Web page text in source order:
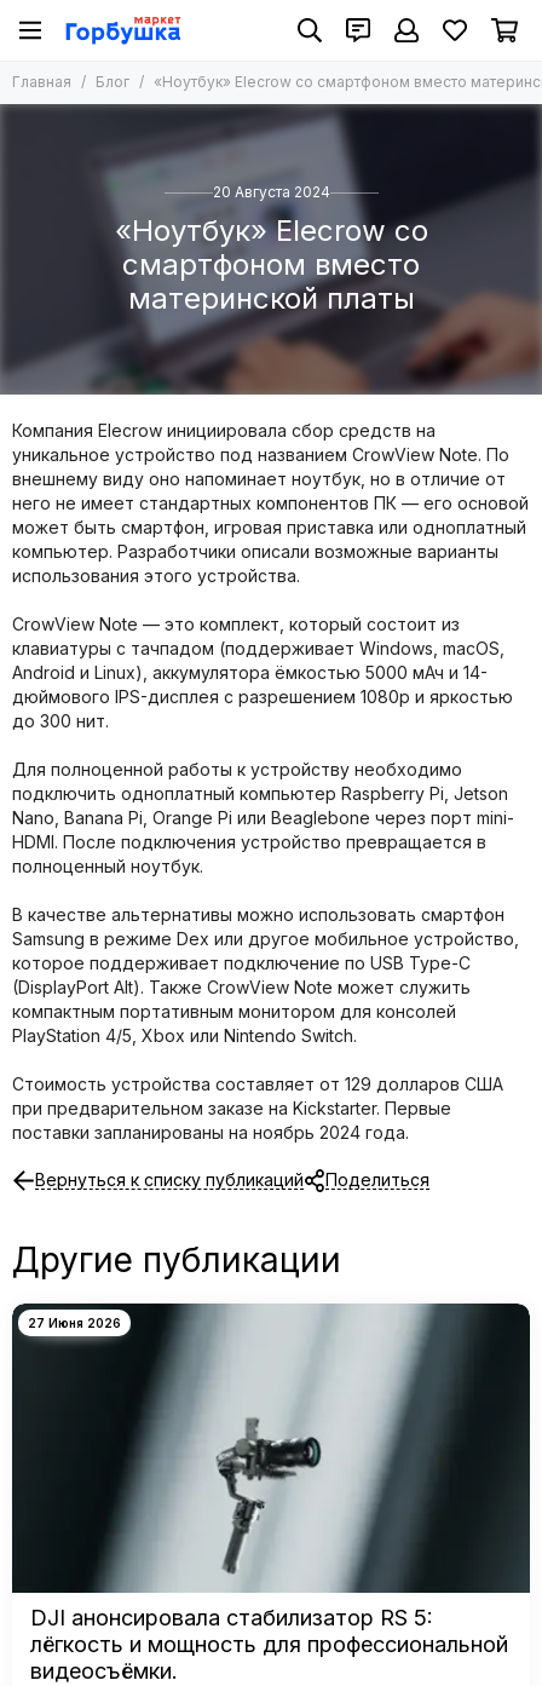
Главная Блог «Ноутбук» Elecrow со смартфоном вместо
20 Августа 2024
«Ноутбук» Elecrow со
смартфоном вместо
материнской платы
Компания Elecrow инициировала сбор средств на
уникальное устройство под названием CrowView Note. По
внешнему виду оно напоминает ноутбук, но в отличие от
него не имеет стандартных компонентов ПК — его основой
может быть смартфон, игровая приставка или одноплатный
компьютер. Разработчики описали возможные варианты
использования этого устройства.
CrowView Note — это комплект, который состоит из
клавиатуры с тачпадом (поддерживает Windows, macOS,
Android и Linux), аккумулятора ёмкостью 5000 мАч и 14-
дюймового IPS-дисплея с разрешением 1080p и яркостью
до 300 нит.
Для полноценной работы к устройству необходимо
подключить одноплатный компьютер Raspberry Pi, Jetson
Nano, Banana Pi, Orange Pi или Beaglebone через порт mini-
HDMI. После подключения устройство превращается в
полноценный ноутбук.
В качестве альтернативы можно использовать смартфон
Samsung в режиме Dex или другое мобильное устройство,
которое поддерживает подключение по USB Type-C
(DisplayPort Alt). Также CrowView Note может служить
компактным портативным монитором для консолей
PlayStation 4/5, Xbox или Nintendo Switch.
Стоимость устройства составляет от 129 долларов США
при предварительном заказе на Kickstarter. Первые
поставки запланированы на ноябрь 2024 года.
Вернуться к списку публикаций Поделиться
Другие публикации
27 Июня 2026
DJI анонсировала стабилизатор RS 5:
лёгкость и мощность для профессиональной
видеосъёмки.